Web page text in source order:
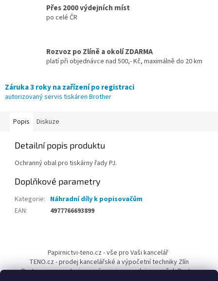
Přes 2000 výdejních míst
po celé ČR
Rozvoz po Zlíně a okolí ZDARMA
platí při objednávce nad 500,- Kč, maximálně do 20 km
Záruka 3 roky na zařízení po registraci
autorizovaný servis tiskáren Brother
Popis Diskuze
Detailní popis produktu
Ochranný obal pro tiskárny řady PJ.
Doplňkové parametry
Kategorie: Náhradní díly k popisovačům
EAN: 4977766693899
a
Papirnictvi-teno.cz - vše pro Vaši kancelář
TENO.cz - prodej kancelářské a výpočetní techniky Zlín
Pantum-cr.cz - autorizovaný servis a prodejce značek Pantum